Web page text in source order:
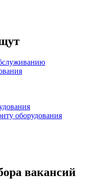
оборудования
вакансий